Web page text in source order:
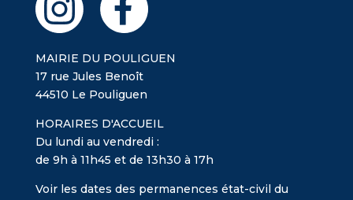
MAIRIE DU POULIGUEN
17 rue Jules Benoît
44510 Le Pouliguen
HORAIRES D'ACCUEIL
Du lundi au vendredi :
de 9h à 11h45 et de 13h30 à 17h
Voir les dates des permanences état-civil du